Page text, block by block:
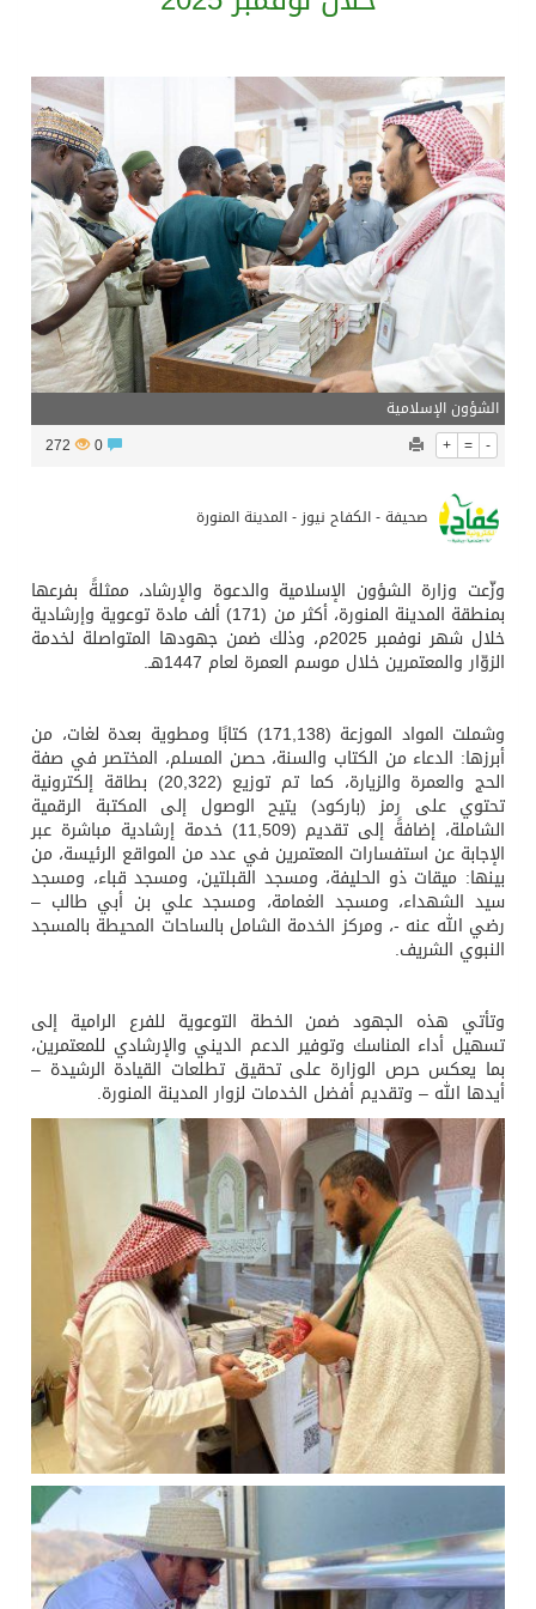
مفتى جمهورية مصر العربية الوعي الديني الصحيح يصوغ شخصيةً قياديةً متوازنةً تجمع بين العلم والأخلاق والعمل
من السعودية الى الاسكندرية تدشين مركز هدى صالح مؤمنة لتنمية المهارات الخيرى
نادي سباقات الخيل يوقّع اتفاقية رعاية مع تطبيق ميدان
الشؤون الإسلامية
+ = -
272
صحيفة - الكفاح نيوز - المدينة المنورة
وزّعت وزارة الشؤون الإسلامية والدعوة والإرشاد، ممثلةً بفرعها
بمنطقة المدينة المنورة، أكثر من (171) ألف مادة توعوية وإرشادية
خلال شهر نوفمبر 2025م، وذلك ضمن جهودها المتواصلة لخدمة
الزوّار والمعتمرين خلال موسم العمرة لعام 1447هـ.
وشملت المواد الموزعة (171,138) كتابًا ومطوية بعدة لغات، من
أبرزها: الدعاء من الكتاب والسنة، حصن المسلم، المختصر في صفة
الحج والعمرة والزيارة، كما تم توزيع (20,322) بطاقة إلكترونية
تحتوي على رمز (باركود) يتيح الوصول إلى المكتبة الرقمية
الشاملة، إضافةً إلى تقديم (11,509) خدمة إرشادية مباشرة عبر
الإجابة عن استفسارات المعتمرين في عدد من المواقع الرئيسة، من
بينها: ميقات ذو الحليفة، ومسجد القبلتين، ومسجد قباء، ومسجد
سيد الشهداء، ومسجد الغمامة، ومسجد علي بن أبي طالب –
رضي الله عنه -، ومركز الخدمة الشامل بالساحات المحيطة بالمسجد
النبوي الشريف.
وتأتي هذه الجهود ضمن الخطة التوعوية للفرع الرامية إلى
تسهيل أداء المناسك وتوفير الدعم الديني والإرشادي للمعتمرين،
بما يعكس حرص الوزارة على تحقيق تطلعات القيادة الرشيدة –
أيدها الله – وتقديم أفضل الخدمات لزوار المدينة المنورة.